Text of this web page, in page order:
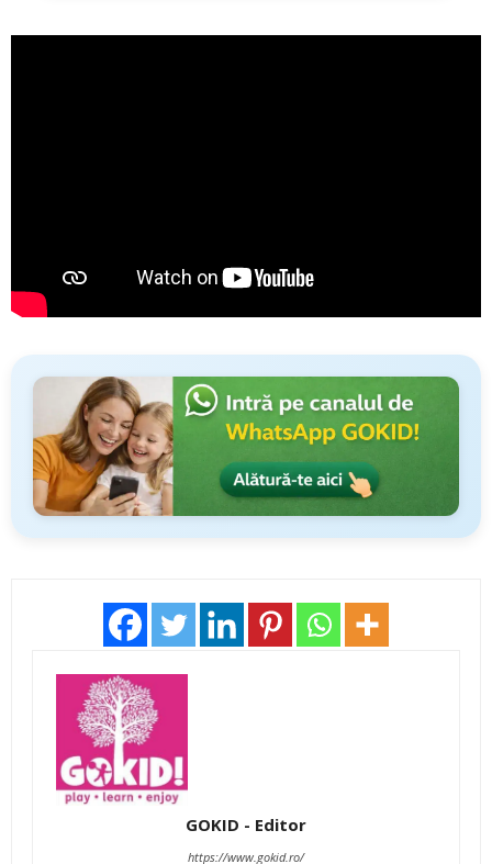
GOKID - Editor
https://www.gokid.ro/